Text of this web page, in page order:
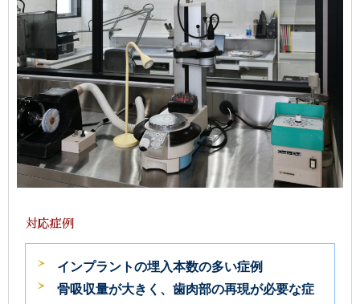
対応症例
インプラントの埋入本数の多い症例
骨吸収量が大きく、歯肉部の再現が必要な症